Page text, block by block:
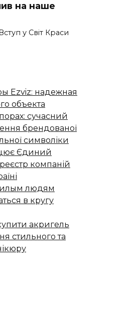
на наше
у Світ Краси
Ezviz: надежная
объекта
сучасний
брендованої
символіки
Єдиний
компаній
людям
в кругу
акригель
стильного та